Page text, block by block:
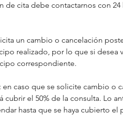
de cita debe contactarnos con
un cambio o cancelación
realizado, por lo que si desea
correspondiente.
caso que se solicite cambio o
el 50% de la consulta. Lo
hasta que se haya cubierto el